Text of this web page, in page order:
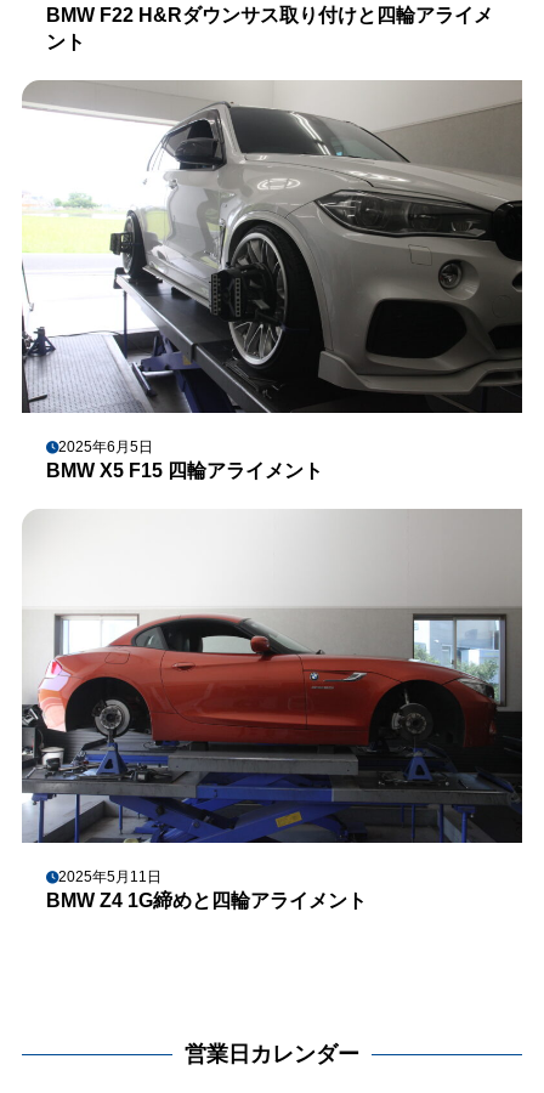
BMW F22 H&Rダウンサス取り付けと四輪アライメ
ント
2025年6月5日
BMW X5 F15 四輪アライメント
2025年5月11日
BMW Z4 1G締めと四輪アライメント
営業日カレンダー